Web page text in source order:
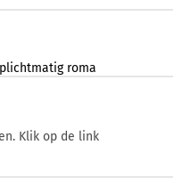
plichtmatig roma
Klik op de link